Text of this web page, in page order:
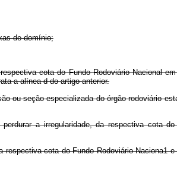
de domínio;
cota do Fundo Rodoviário Nacional
a alínea d do artigo anterior.
ou seção especializada do órgão rodoviário
a irregularidade, da respectiva cota
cota do Fundo Rodoviário Naciona1